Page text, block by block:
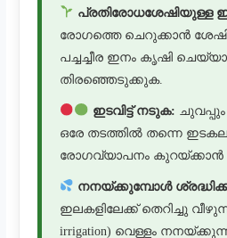
പ്രതിരോധശേഷിയുള്ള
രോഗത്തെ ചെറുക്കാൻ
പച്ചച്ചീര ഇനം കൃഷി
തിരഞ്ഞെടുക്കുക.
ഇടവിട്ട് നടുക:
ഒരേ തടത്തിൽ തന്നെ
രോഗവ്യാപനം കുറയ്ക്കാൻ
നനയ്ക്കുമ്പോൾ
ഇലകളിലേക്ക് തെറിച്ചു
irrigation) വെള്ളം